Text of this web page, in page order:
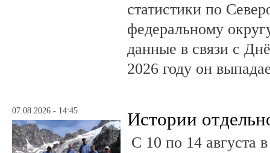
статистики по
федеральному
данные в связи с
2026 году он
07.08.2026 - 14:45 Истории
С 10 по 14 августа